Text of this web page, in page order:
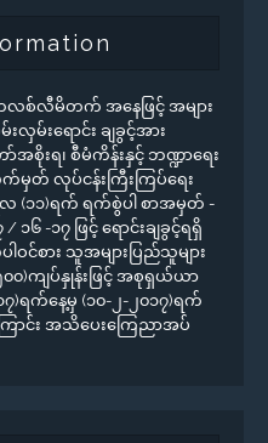
လစ်လီမိတက် အနေဖြင့် အများ
လှမ်းရောင်း ချခွင့်အား
အစိုးရ၊ စီမံကိန်းနှင့် ဘဏ္ဍာရေး
မှတ် လုပ်ငန်းကြီးကြပ်ရေး
လ (၁၁)ရက် ရက်စွဲပါ စာအမှတ် -
-၁၇ ဖြင့် ရောင်းချခွင့်ရရှိ
ါဝင်စား သူအများပြည်သူများ
၀)ကျပ်နှုန်းဖြင့် အစုရှယ်ယာ
၁၇)ရက်နေ့မှ (၁၀-၂-၂၀၁၇)ရက်
ြောင်း အသိပေးကြေညာအပ်